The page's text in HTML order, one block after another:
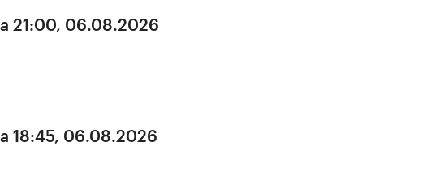
21:00, 06.08.2026
18:45, 06.08.2026